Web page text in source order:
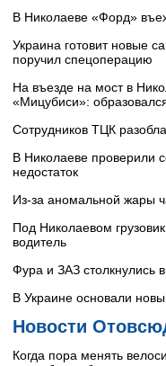
В Николаеве «Форд»
Украина готовит новые
поручил спецоперацию
На въезде на мост в
«Мицубиси»:
Сотрудников ТЦК
В Николаеве проверили
недостаток
Из-за аномальной жары
Под Николаевом
водитель
Фура и ЗАЗ столкнулись
В Украине основали
Новости
Когда пора менять